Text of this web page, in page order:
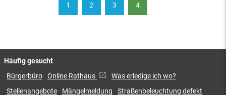
1 2 3 4
Häufig gesucht
Bürgerbüro Online Rathaus
Was erledige ich wo?
Stellenangebote
Mängelmeldung Straßenbeleuchtung defekt